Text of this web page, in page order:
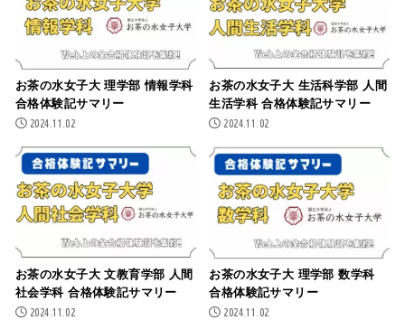
お茶の水女子大 理学部 情報学科
合格体験記サマリー
2024.11.02
お茶の水女子大 生活科学部 人間
生活学科 合格体験記サマリー
2024.11.02
お茶の水女子大 文教育学部 人間
社会学科 合格体験記サマリー
2024.11.02
お茶の水女子大 理学部 数学科
合格体験記サマリー
2024.11.02